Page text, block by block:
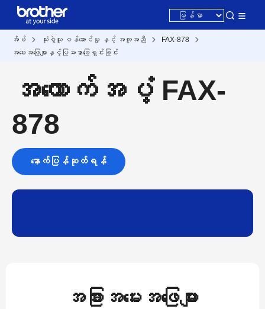
အိမ် သုံးစွဲသူ ဝန်ဆောင်မှု နှင့် အကူအညီ
FAX-878
အမေးအဖြေများနှင့်ပြဿနာဖြေရှင်းခြင်း
အထောက်အပံ့ FAX-
878
နောက်ပြန်ဆုတ်ရန်
အခြားအမေးအဖြေများ